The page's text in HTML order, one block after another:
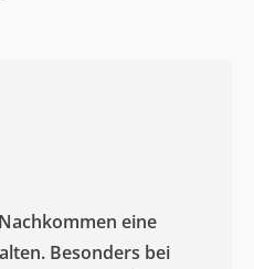
eine
Besonders bei